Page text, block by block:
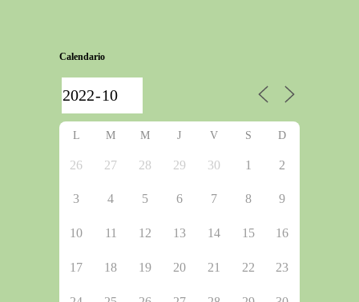
Calendario
L M M J V S D
26 27 28 29 30 1 2
3 4 5 6 7 8 9
10 11 12 13 14 15 16
17 18 19 20 21 22 23